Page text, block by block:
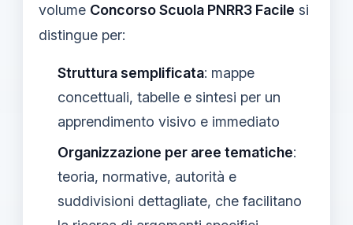
volume Concorso Scuola PNRR3 Facile si
distingue per:
Struttura semplificata: mappe
concettuali, tabelle e sintesi per un
apprendimento visivo e immediato
Organizzazione per aree tematiche:
teoria, normative, autorità e
suddivisioni dettagliate, che facilitano